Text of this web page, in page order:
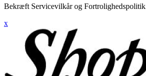
Bekræft Servicevilkår og
x